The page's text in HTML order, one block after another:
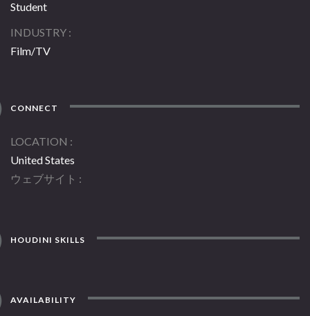
Student
INDUSTRY
Film/TV
CONNECT
LOCATION
United States
ウェブサイト
HOUDINI SKILLS
AVAILABILITY